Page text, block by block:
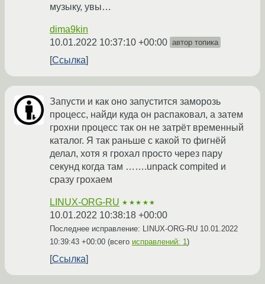
музыку, увы…
dima9kin
10.01.2022 10:37:10 +00:00 автор топика
Ссылка
Запусти и как оно запустится заморозь
процесс, найди куда он распаковал, а затем
грохни процесс так он не затрёт временный
каталог. Я так раньше с какой то фигнёй
делал, хотя я грохал просто через пару
секунд когда там …….unpack compited и
сразу грохаем
LINUX-ORG-RU ★★★★★
10.01.2022 10:38:18 +00:00
Последнее исправление: LINUX-ORG-RU 10.01.2022
10:39:43 +00:00 (всего исправлений: 1)
Ссылка